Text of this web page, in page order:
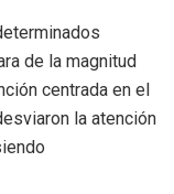
de la magnitud
centrada en el
la atención